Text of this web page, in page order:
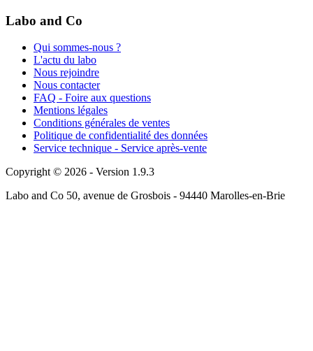
Labo and Co
Qui sommes-nous ?
L'actu du labo
Nous rejoindre
Nous contacter
FAQ - Foire aux questions
Mentions légales
Conditions générales de ventes
Politique de confidentialité des données
Service technique - Service après-vente
Copyright © 2026 - Version 1.9.3
Labo and Co 50, avenue de Grosbois - 94440 Marolles-en-Brie